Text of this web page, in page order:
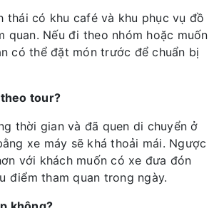
thái có khu café và khu phục vụ đồ
quan. Nếu đi theo nhóm hoặc muốn
có thể đặt món trước để chuẩn bị
tour?
thời gian và đã quen di chuyển ở
xe máy sẽ khá thoải mái. Ngược
với khách muốn có xe đưa đón
điểm tham quan trong ngày.